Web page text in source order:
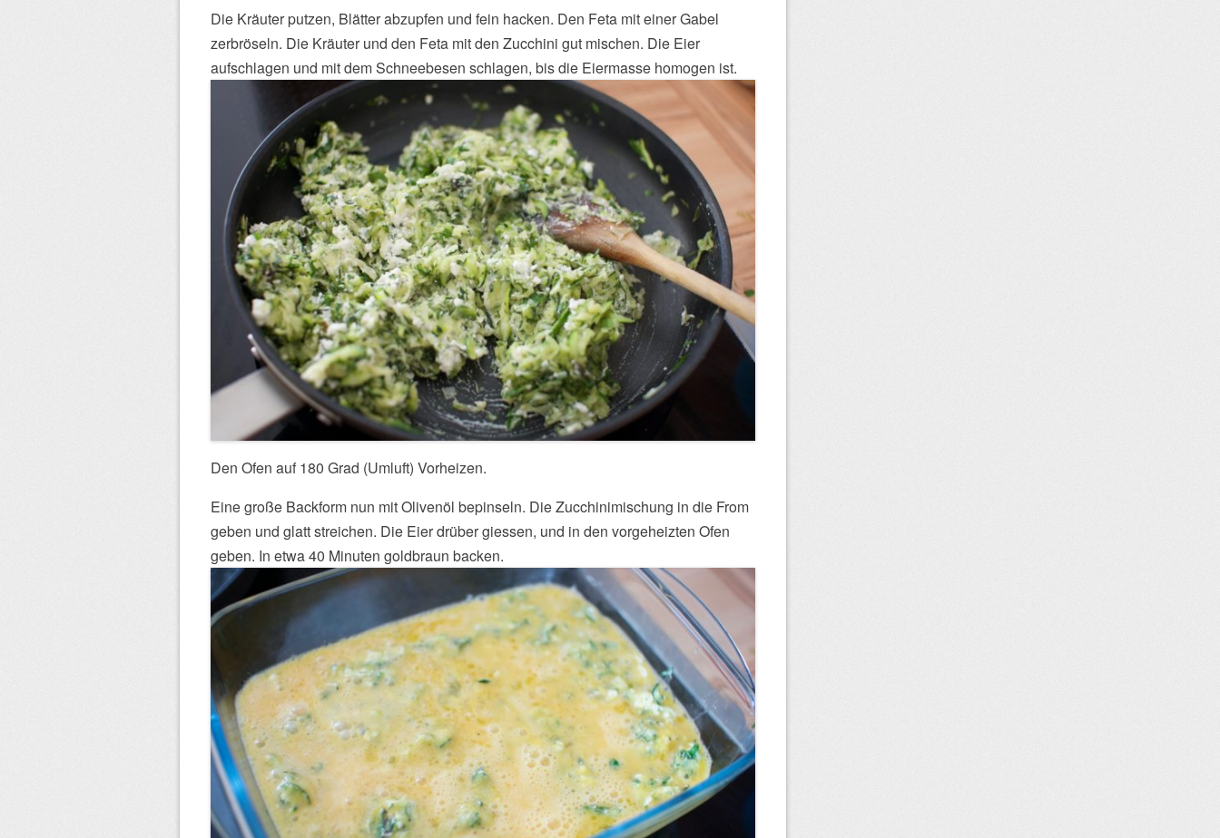
Die Kräuter putzen, Blätter abzupfen und fein hacken. Den Feta mit einer Gabel
zerbröseln. Die Kräuter und den Feta mit den Zucchini gut mischen. Die Eier
aufschlagen und mit dem Schneebesen schlagen, bis die Eiermasse homogen ist.
Den Ofen auf 180 Grad (Umluft) Vorheizen.
Eine große Backform nun mit Olivenöl bepinseln. Die Zucchinimischung in die From
geben und glatt streichen. Die Eier drüber giessen, und in den vorgeheizten Ofen
geben. In etwa 40 Minuten goldbraun backen.